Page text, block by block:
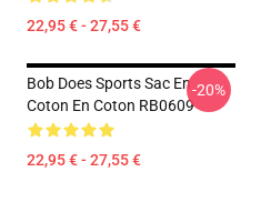
22,95 € - 27,55 €
Bob Does Sports Sac En
Coton En Coton RB0609
22,95 € - 27,55 €
-20%